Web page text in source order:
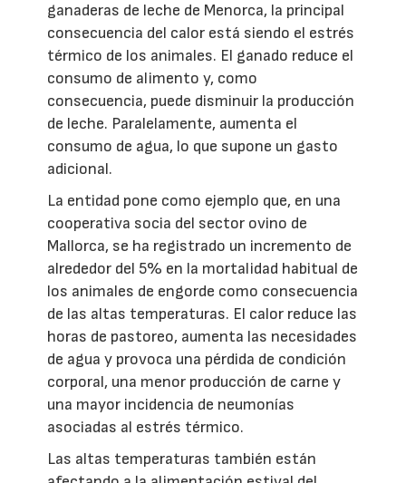
ganaderas de leche de Menorca, la principal
consecuencia del calor está siendo el estrés
térmico de los animales. El ganado reduce el
consumo de alimento y, como
consecuencia, puede disminuir la producción
de leche. Paralelamente, aumenta el
consumo de agua, lo que supone un gasto
adicional.
La entidad pone como ejemplo que, en una
cooperativa socia del sector ovino de
Mallorca, se ha registrado un incremento de
alrededor del 5% en la mortalidad habitual de
los animales de engorde como consecuencia
de las altas temperaturas. El calor reduce las
horas de pastoreo, aumenta las necesidades
de agua y provoca una pérdida de condición
corporal, una menor producción de carne y
una mayor incidencia de neumonías
asociadas al estrés térmico.
Las altas temperaturas también están